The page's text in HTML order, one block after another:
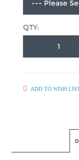
QTY:
ADD TO WISH